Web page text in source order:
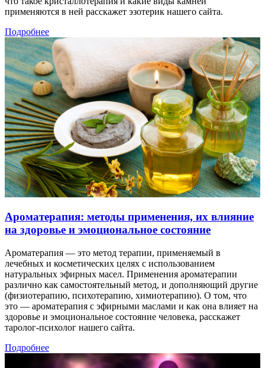
применяются в ней расскажет эзотерик нашего сайта.
Подробнее
Ароматерапия: методы применения, их влияние
на здоровье и эмоциональное состояние
Ароматерапия — это метод терапии, применяемый в
лечебных и косметических целях с использованием
натуральных эфирных масел. Применения ароматерапии
различно как самостоятельный метод, и дополняющий другие
(физиотерапию, психотерапию, химиотерапию). О том, что
это — ароматерапия с эфирными маслами и как она влияет на
здоровье и эмоциональное состояние человека, расскажет
таролог-психолог нашего сайта.
Подробнее